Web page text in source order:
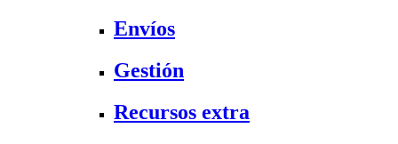
Envíos
Gestión
Recursos extra